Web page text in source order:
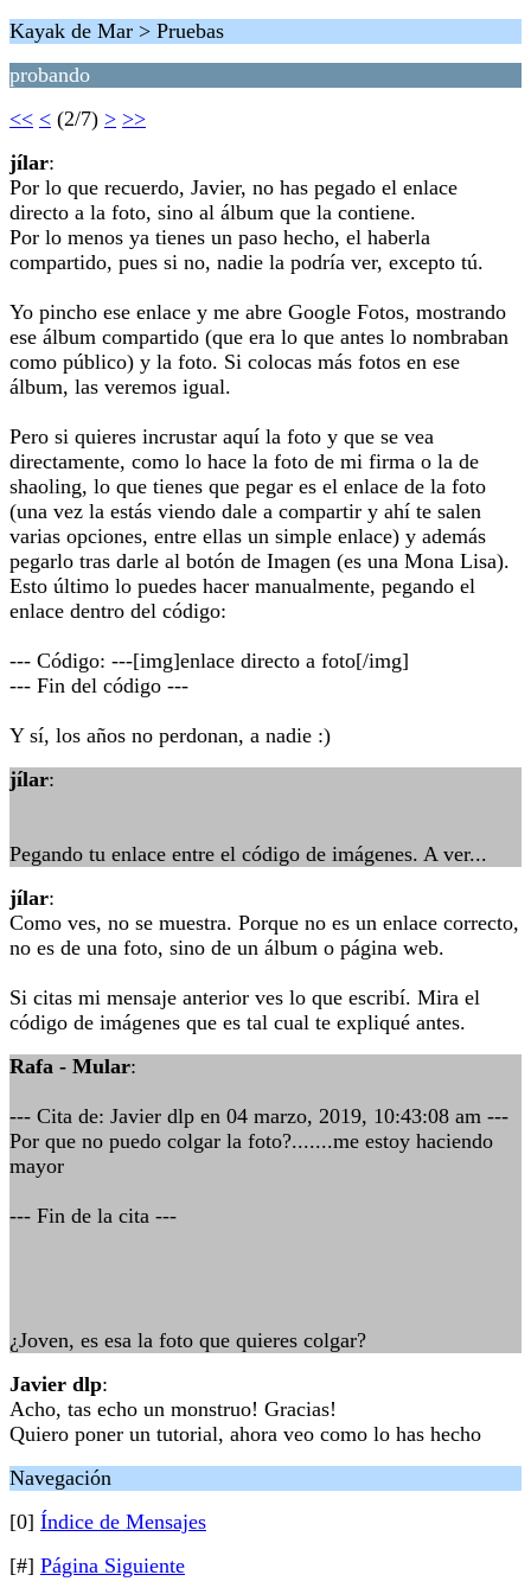
Kayak de Mar > Pruebas
probando
<< < (2/7) > >>
jílar:
Por lo que recuerdo, Javier, no has pegado el enlace
directo a la foto, sino al álbum que la contiene.
Por lo menos ya tienes un paso hecho, el haberla
compartido, pues si no, nadie la podría ver, excepto tú.
Yo pincho ese enlace y me abre Google Fotos, mostrando
ese álbum compartido (que era lo que antes lo nombraban
como público) y la foto. Si colocas más fotos en ese
álbum, las veremos igual.
Pero si quieres incrustar aquí la foto y que se vea
directamente, como lo hace la foto de mi firma o la de
shaoling, lo que tienes que pegar es el enlace de la foto
(una vez la estás viendo dale a compartir y ahí te salen
varias opciones, entre ellas un simple enlace) y además
pegarlo tras darle al botón de Imagen (es una Mona Lisa).
Esto último lo puedes hacer manualmente, pegando el
enlace dentro del código:
--- Código: ---[img]enlace directo a foto[/img]
--- Fin del código ---
Y sí, los años no perdonan, a nadie :)
jílar:
Pegando tu enlace entre el código de imágenes. A ver...
jílar:
Como ves, no se muestra. Porque no es un enlace correcto,
no es de una foto, sino de un álbum o página web.
Si citas mi mensaje anterior ves lo que escribí. Mira el
código de imágenes que es tal cual te expliqué antes.
Rafa - Mular:
--- Cita de: Javier dlp en 04 marzo, 2019, 10:43:08 am ---
Por que no puedo colgar la foto?.......me estoy haciendo
mayor
--- Fin de la cita ---
¿Joven, es esa la foto que quieres colgar?
Javier dlp:
Acho, tas echo un monstruo! Gracias!
Quiero poner un tutorial, ahora veo como lo has hecho
Navegación
[0] Índice de Mensajes
[#] Página Siguiente